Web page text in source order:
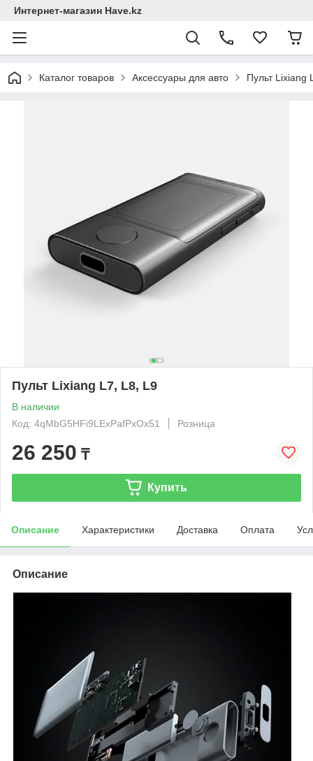
Интернет-магазин Have.kz
Каталог товаров Аксессуары для авто Пульт Lixiang
Пульт Lixiang L7, L8, L9
В наличии
Код: 4qMbG5HFi9LExPafPxOx51
Розница
26 250 ₸
Купить
Описание Характеристики Доставка Оплата
Описание